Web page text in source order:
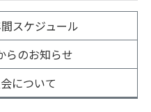
スケジュール
らのお知らせ
について